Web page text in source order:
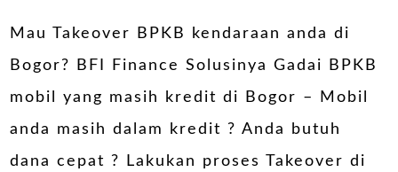
Mau Takeover BPKB kendaraan anda di
Bogor? BFI Finance Solusinya Gadai BPKB
mobil yang masih kredit di Bogor – Mobil
anda masih dalam kredit ? Anda butuh
dana cepat ? Lakukan proses Takeover di